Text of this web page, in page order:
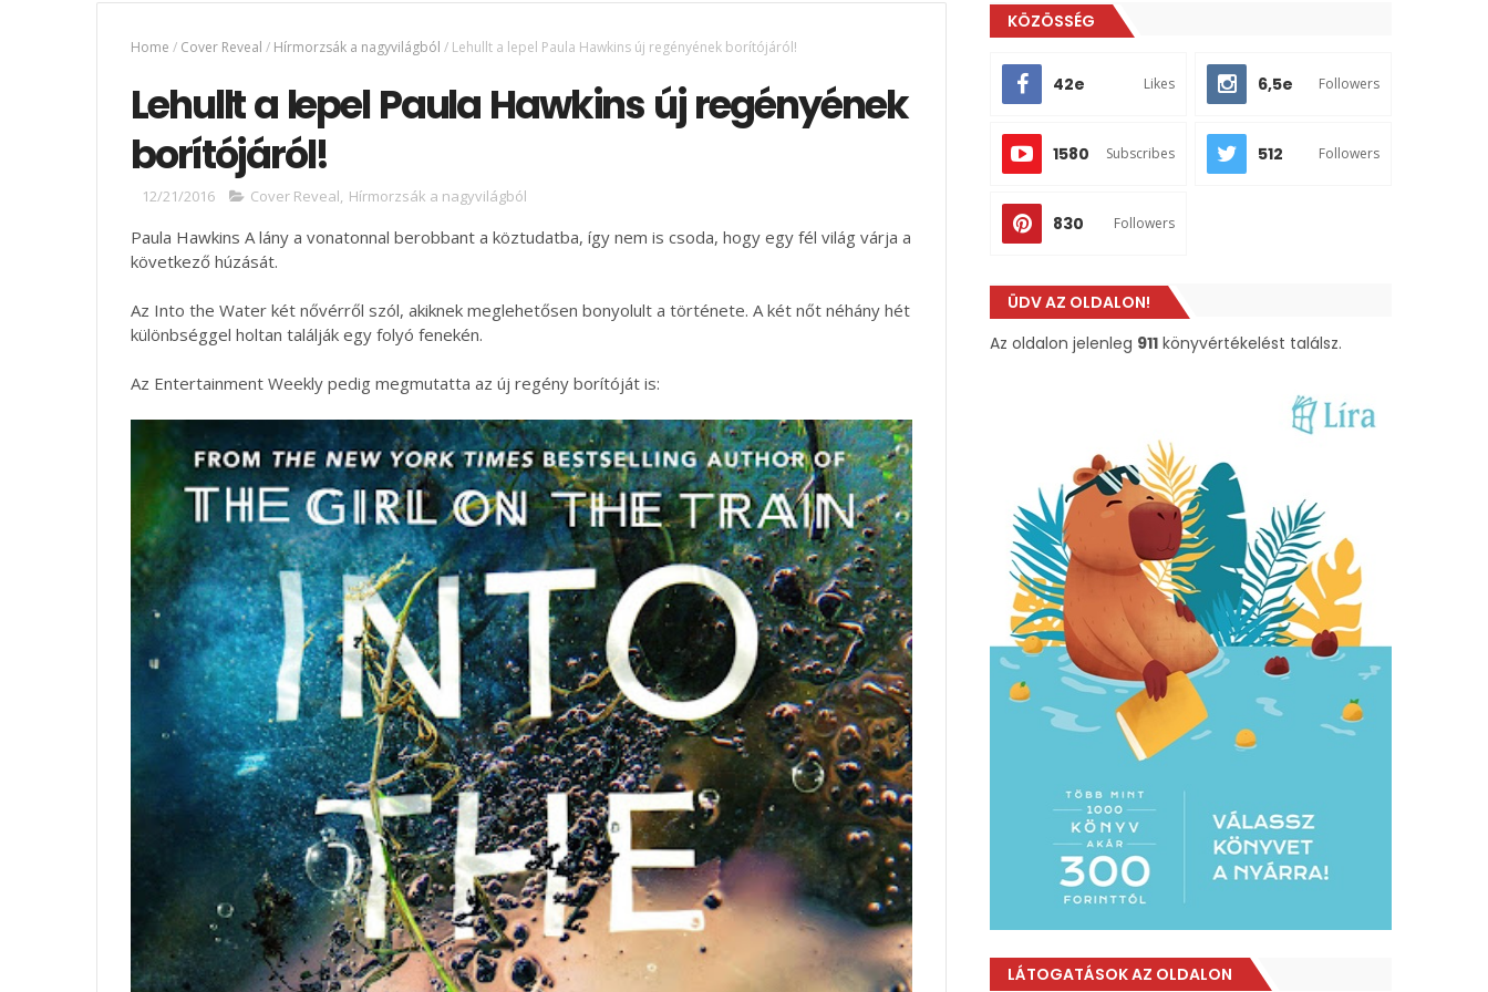
Home / Cover Reveal / Hírmorzsák a nagyvilágból / Lehullt a lepel Paula Hawkins új regényének borítójáról!
Lehullt a lepel Paula Hawkins új regényének
borítójáról!
12/21/2016 Cover Reveal, Hírmorzsák a nagyvilágból
Paula Hawkins A lány a vonatonnal berobbant a köztudatba, így nem is csoda, hogy egy fél világ várja a
következő húzását.
Az Into the Water két nővérről szól, akiknek meglehetősen bonyolult a története. A két nőt néhány hét
különbséggel holtan találják egy folyó fenekén.
Az Entertainment Weekly pedig megmutatta az új regény borítóját is:
KÖZÖSSÉG
42e Likes 6,5e Followers
1580 Subscribes 512 Followers
830 Followers
ÜDV AZ OLDALON!
Az oldalon jelenleg 911 könyvértékelést találsz.
LÁTOGATÁSOK AZ OLDALON